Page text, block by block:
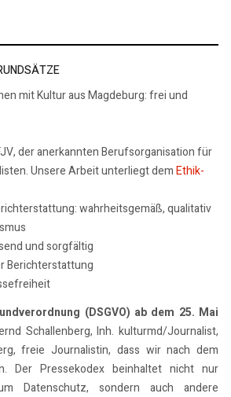
mit Kultur aus Magdeburg: frei und
der anerkannten Berufsorganisation für
Unsere Arbeit unterliegt demEthik-
wahrheitsgemäß, qualitativ
und sorgfältig
Berichterstattung
(DSGVO) ab dem 25. Mai
Schallenberg, Inh. kulturmd/Journalist,
freie Journalistin, dass wir nach dem
Der Pressekodex beinhaltet nicht nur
Datenschutz, sondern auch andere